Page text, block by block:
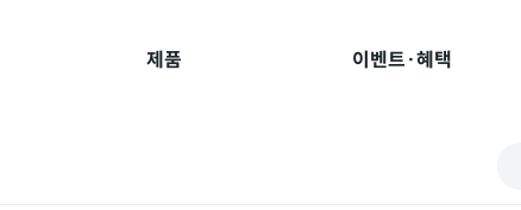
제품 이벤트·혜택